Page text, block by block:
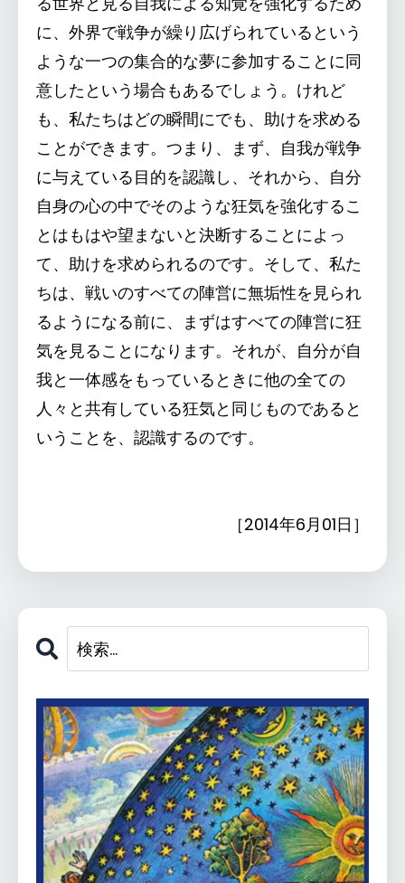
に、外界で戦争が繰り広げられているという
ような一つの集合的な夢に参加することに同
意したという場合もあるでしょう。けれど
も、私たちはどの瞬間にでも、助けを求める
ことができます。つまり、まず、自我が戦争
に与えている目的を認識し、それから、自分
自身の心の中でそのような狂気を強化するこ
とはもはや望まないと決断することによっ
て、助けを求められるのです。そして、私た
ちは、戦いのすべての陣営に無垢性を見られ
るようになる前に、まずはすべての陣営に狂
気を見ることになります。それが、自分が自
我と一体感をもっているときに他の全ての
人々と共有している狂気と同じものであると
いうことを、認識するのです。
［2014年6月01日］